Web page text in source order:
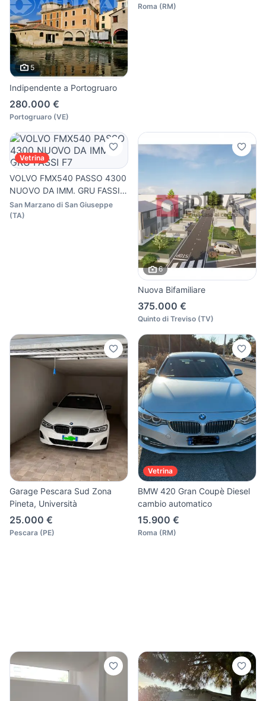
5
Indipendente a Portogruaro
280.000 €
Portogruaro (VE)
Roma (RM)
Vetrina
VOLVO FMX540 PASSO 4300
NUOVO DA IMM. GRU FASSI
F7
San Marzano di San Giuseppe
(TA)
6
Nuova Bifamiliare
375.000 €
Quinto di Treviso (TV)
Garage Pescara Sud Zona
Pineta, Università
25.000 €
Pescara (PE)
Vetrina
BMW 420 Gran Coupè Diesel
cambio automatico
15.900 €
Roma (RM)